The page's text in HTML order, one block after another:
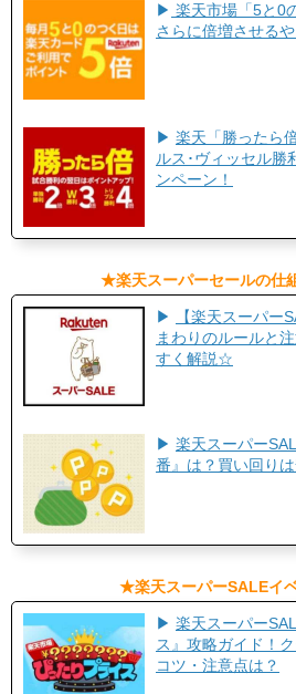
▶ 楽天市場「5と0
さらに倍増させる
▶ 楽天「勝ったら
ルス･ヴィッセル勝
ンペーン！
​★楽天スーパーセールの仕
▶
【楽天スーパー
まわりのルールと
すく解説☆
▶ 楽天スーパー
番』は？買い回り
​★楽天スーパーSALEイ
▶ 楽天スーパー
ス』攻略ガイド！
コツ・注意点は？